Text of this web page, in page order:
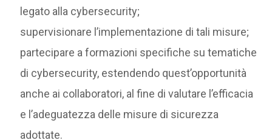
legato alla cybersecurity;
supervisionare l’implementazione di tali misure;
partecipare a formazioni specifiche su tematiche
di cybersecurity, estendendo quest’opportunità
anche ai collaboratori, al fine di valutare l’efficacia
e l’adeguatezza delle misure di sicurezza
adottate.